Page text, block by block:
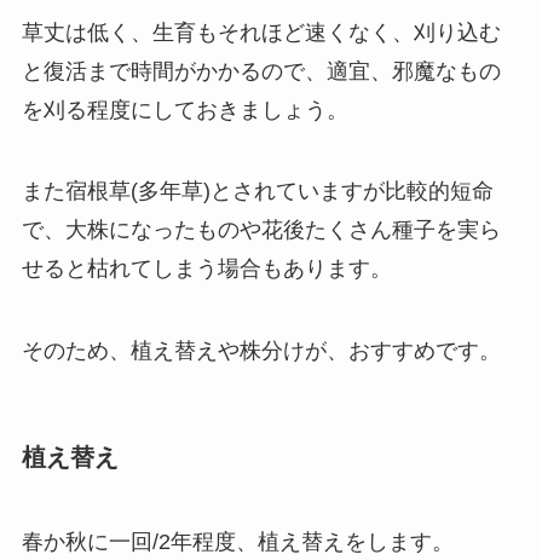
草丈は低く、生育もそれほど速くなく、刈り込む
と復活まで時間がかかるので、適宜、邪魔なもの
を刈る程度にしておきましょう。
また宿根草(多年草)とされていますが比較的短命
で、大株になったものや花後たくさん種子を実ら
せると枯れてしまう場合もあります。
そのため、植え替えや株分けが、おすすめです。
植え替え
春か秋に一回/2年程度、植え替えをします。